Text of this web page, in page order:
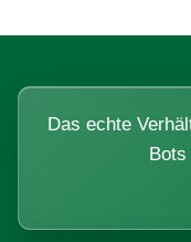
Das echte